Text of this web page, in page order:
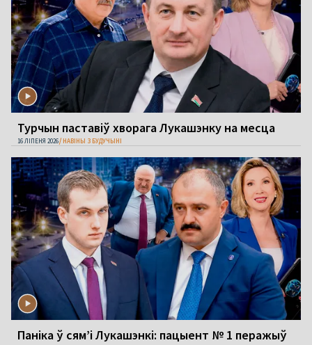
Турчын паставіў хворага Лукашэнку на месца
16 ЛІПЕНЯ 2026 НАВІНЫ З БУДУЧЫНІ
Паніка ў сям’і Лукашэнкі: пацыент № 1 перажыў